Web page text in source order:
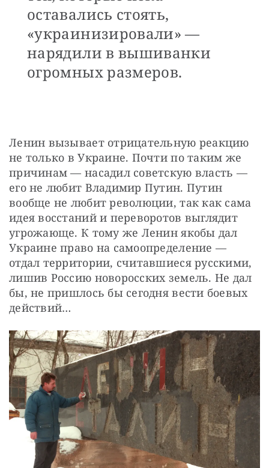
оставались стоять,
«украинизировали» —
нарядили в вышиванки
огромных размеров.
Ленин вызывает отрицательную реакцию
не только в Украине. Почти по таким же
причинам — насадил советскую власть —
его не любит Владимир Путин. Путин
вообще не любит революции, так как сама
идея восстаний и переворотов выглядит
угрожающе. К тому же Ленин якобы дал
Украине право на самоопределение —
отдал территории, считавшиеся русскими,
лишив Россию новоросских земель. Не дал
бы, не пришлось бы сегодня вести боевых
действий…